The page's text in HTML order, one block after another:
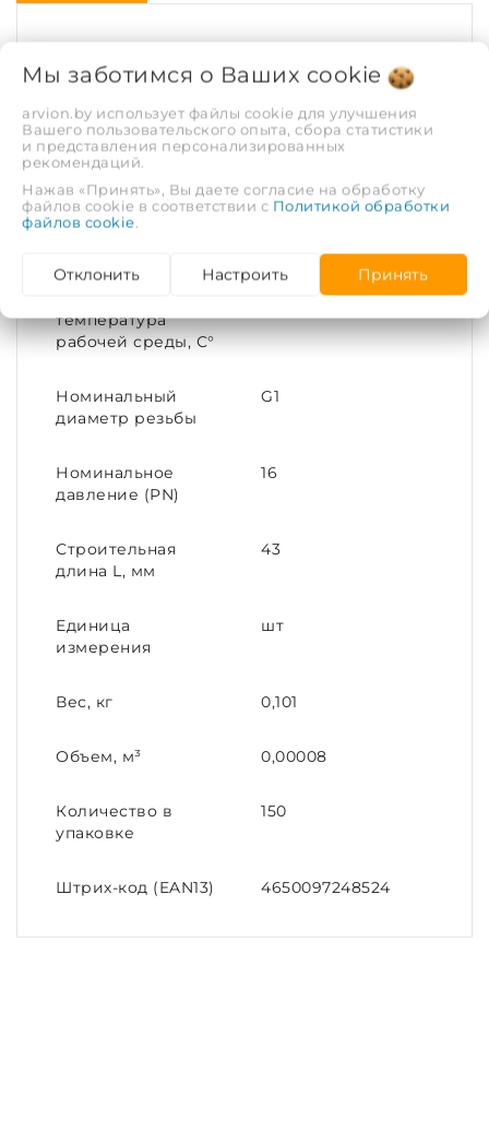
Рабочая среда Вода, пар | Газ
Покрытие
Диаметр условный
температура
рабочей среды, С°
Номинальный
диаметр резьбы
G1
Номинальное
давление (PN)
16
Строительная
длина L, мм
43
Единица
измерения
шт
Вес, кг 0,101
Объем, м³ 0,00008
Количество в
упаковке
150
Штрих-код (EAN13) 4650097248524
Мы заботимся о Ваших cookie
arvion.by использует файлы cookie для улучшения
Вашего пользовательского опыта, сбора статистики
и представления персонализированных
рекомендаций.
Нажав «Принять», Вы даете согласие на обработку
файлов cookie в соответствии с Политикой обработки
файлов cookie.
Отклонить Настроить Принять